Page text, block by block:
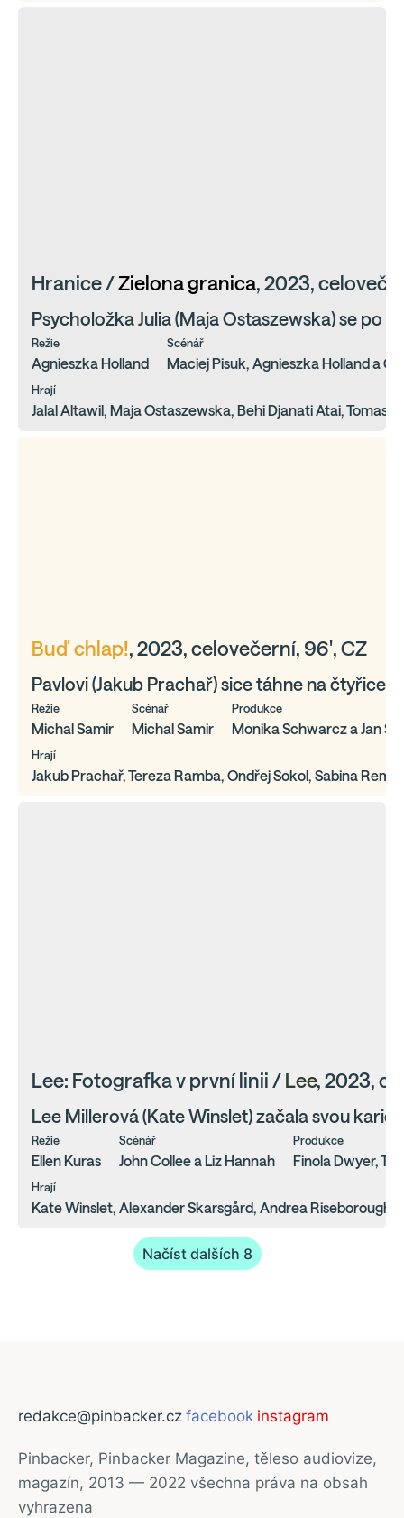
Hranice /Zielona granica, 2023,
Psycholožka Julia (Maja Ostaszewska) se po
Režie
Agnieszka Holland
Scénář
Maciej Pisuk, Agnieszka Holland a
Hrají
Jalal Altawil, Maja Ostaszewska, Behi Djanati Atai, Tomasz
Buď chlap!, 2023, celovečerní, 96', CZ
Pavlovi (Jakub Prachař) sice táhne na
Režie
Michal Samir
Scénář
Michal Samir
Produkce
Monika Schwarcz a Jan
Hrají
Jakub Prachař, Tereza Ramba, Ondřej Sokol, Sabina
Lee: Fotografka v první linii / Lee, 2023,
Lee Millerová (Kate Winslet) začala svou
Režie
Ellen Kuras
Scénář
John Collee a Liz Hannah
Produkce
Finola Dwyer,
Hrají
Kate Winslet, Alexander Skarsgård, Andrea Riseborough,
Načíst dalších 8
redakce@pinbacker.cz facebook instagram
Pinbacker, Pinbacker Magazine, těleso audiovize,
magazín, 2013 — 2022 všechna práva na obsah
vyhrazena